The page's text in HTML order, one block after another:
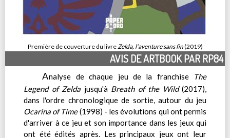
Première de couverture du livreZelda, l'aventure sans fin(2019)
AVIS DE ARTBOOK PAR RP84
Analyse de chaque jeu de la franchise
The
Legend of Zelda jusqu'à Breath of the Wild(2017),
dans l'ordre chronologique de sortie, autour du jeu
Ocarina of Time(1998) - les évolutions qui ont permis
d'arriver à ce jeu et son importance dans les jeux qui
ont été édités après. Les principaux jeux ont leur